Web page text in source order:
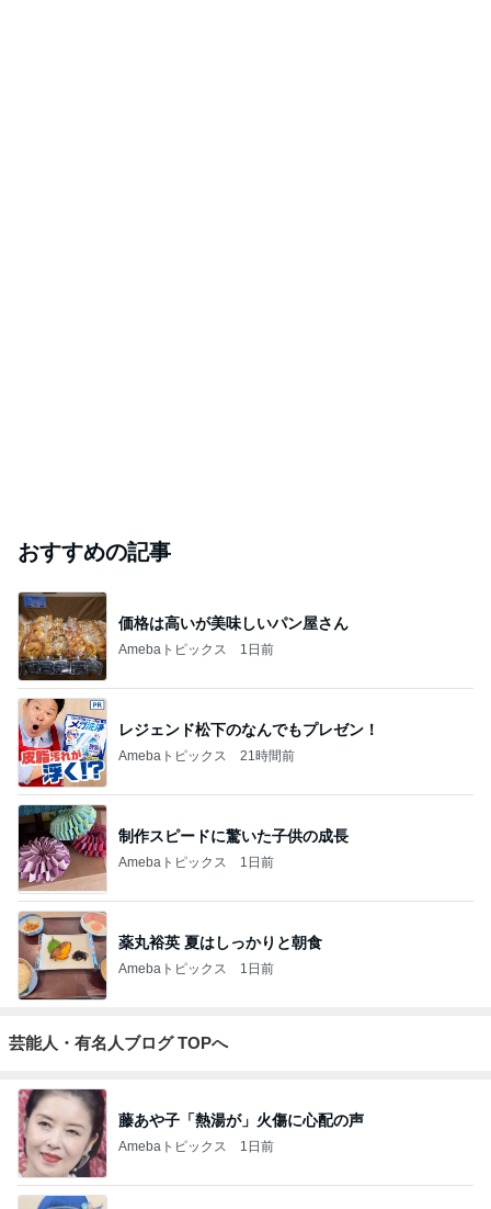
おすすめの記事
価格は高いが美味しいパン屋さん
Amebaトピックス 1日前
レジェンド松下のなんでもプレゼン！
Amebaトピックス 21時間前
制作スピードに驚いた子供の成長
Amebaトピックス 1日前
薬丸裕英 夏はしっかりと朝食
Amebaトピックス 1日前
芸能人・有名人ブログ TOPへ
藤あや子「熱湯が」火傷に心配の声
Amebaトピックス 1日前